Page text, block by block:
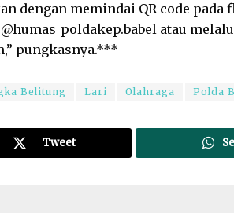
dengan memindai QR code pada
atau
pungkasnya.***
Belitung Lari Olahraga Polda
Tweet